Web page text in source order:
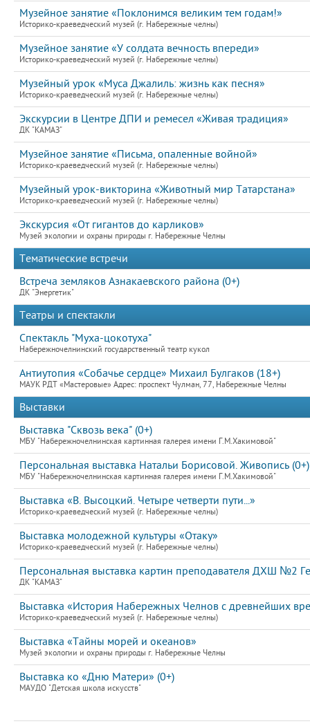
Музейное занятие «Поклонимся великим тем годам!»
Историко-краеведческий музей (г. Набережные челны)
Музейное занятие «У солдата вечность впереди»
Историко-краеведческий музей (г. Набережные челны)
Музейный урок «Муса Джалиль: жизнь как песня»
Историко-краеведческий музей (г. Набережные челны)
Экскурсии в Центре ДПИ и ремесел «Живая традиция»
ДК "КАМАЗ"
Музейное занятие «Письма, опаленные войной»
Историко-краеведческий музей (г. Набережные челны)
Музейный урок-викторина «Животный мир Татарстана»
Историко-краеведческий музей (г. Набережные челны)
Экскурсия «От гигантов до карликов»
Музей экологии и охраны природы г. Набережные Челны
Тематические встречи
Встреча земляков Азнакаевского района (0+)
ДК "Энергетик"
Театры и спектакли
Спектакль "Муха-цокотуха"
Набережночелнинский государственный театр кукол
Антиутопия «Собачье сердце» Михаил Булгаков (18+)
МАУК РДТ «Мастеровые» Адрес: проспект Чулман, 77, Набережные Челны
Выставки
Выставка "Сквозь века" (0+)
МБУ "Набережночелнинская картинная галерея имени Г.М.Хакимовой"
Персональная выставка Натальи Борисовой. Живопись (0+)
МБУ "Набережночелнинская картинная галерея имени Г.М.Хакимовой"
Выставка «В. Высоцкий. Четыре четверти пути...»
Историко-краеведческий музей (г. Набережные челны)
Выставка молодежной культуры «Отаку»
Историко-краеведческий музей (г. Набережные челны)
Персональная выставка картин преподавателя ДХШ №2
ДК "КАМАЗ"
Выставка «История Набережных Челнов с древнейших
Историко-краеведческий музей (г. Набережные челны)
Выставка «Тайны морей и океанов»
Музей экологии и охраны природы г. Набережные Челны
Выставка ко «Дню Матери» (0+)
МАУДО "Детская школа искусств"